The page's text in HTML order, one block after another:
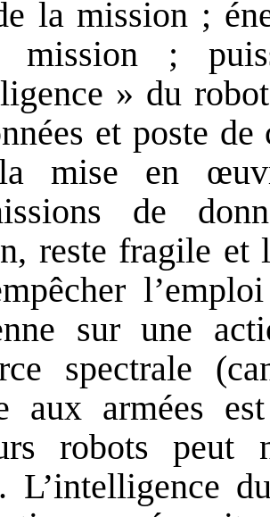
la mission ;
;
» du
et poste
mise en
de
reste fragile et
sur une
spectrale
aux armées
robots peut
L’intelligence